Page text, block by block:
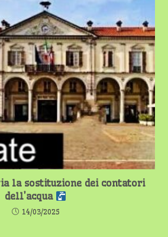
la sostituzione dei contatori
dell’acqua
14/03/2025